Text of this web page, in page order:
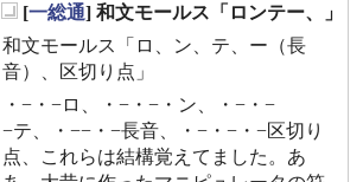
[一総通] 和文モールス「ロンテー、」
和文モールス「ロ、ン、テ、ー（長
音）、区切り点」
・−・−ロ、・−・−・ン、・−・−
−テ、・−−・−長音、・−・−・−区切り
点、これらは結構覚えてました。あ